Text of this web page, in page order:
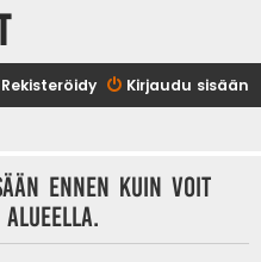
Kirjaudu sisään
Rekisteröidy
ennen kuin voit